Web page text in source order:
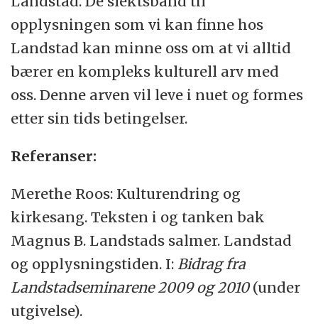
opplysningen som vi kan finne hos
Landstad kan minne oss om at vi alltid
bærer en kompleks kulturell arv med
oss. Denne arven vil leve i nuet og formes
etter sin tids betingelser.
Referanser:
Merethe Roos: Kulturendring og
kirkesang. Teksten i og tanken bak
Magnus B. Landstads salmer. Landstad
og opplysningstiden. I: Bidrag fra
Landstadseminarene 2009 og 2010(under
utgivelse).